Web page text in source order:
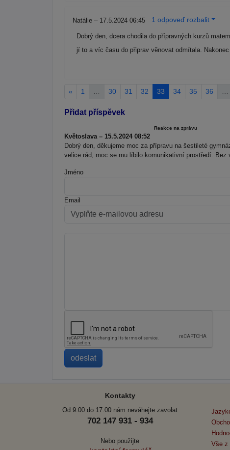
Natálie – 17.5.2024 06:45 1 odpoveď rozbalit
Dobrý den, dcera chodila do přípravných kurzů
jí to a víc času do připrav věnovat odmítala.
« 1 30 31 32 33 34 35 36
Přidat příspěvek
Reakce na zprávu
Květoslava – 15.5.2024 08:52
Dobrý den, děkujeme moc za přípravu na šestileté
velice rád, moc se mu líbilo komunikativní prostředí. Bez
Jméno
Email
Kontakty
Od 9.00 do 17.00 nám neváhejte zavolat
702 147 931 - 934
Nebo použijte
Vše z